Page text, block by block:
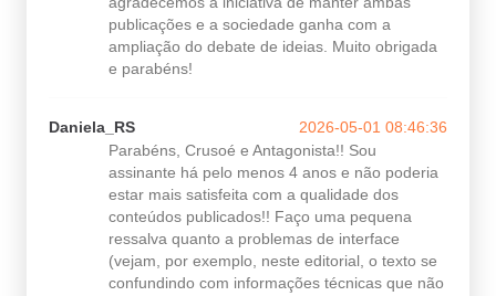
publicações e a sociedade ganha com a
ampliação do debate de ideias. Muito obrigada
e parabéns!
Daniela_RS
2026-05-01 08:46:36
Parabéns, Crusoé e Antagonista!! Sou
assinante há pelo menos 4 anos e não poderia
estar mais satisfeita com a qualidade dos
conteúdos publicados!! Faço uma pequena
ressalva quanto a problemas de interface
(vejam, por exemplo, neste editorial, o texto se
confundindo com informações técnicas que não